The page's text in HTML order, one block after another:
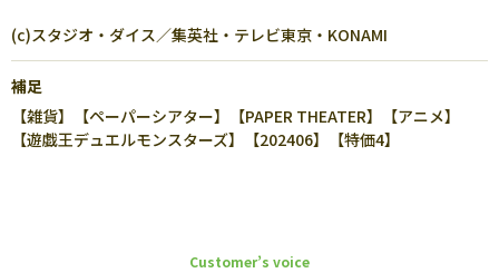
(c)スタジオ・ダイス／集英社・テレビ東京・KONAMI
補足
【雑貨】【ペーパーシアター】【PAPER THEATER】【アニメ】
【遊戯王デュエルモンスターズ】【202406】【特価4】
Customer’s voice